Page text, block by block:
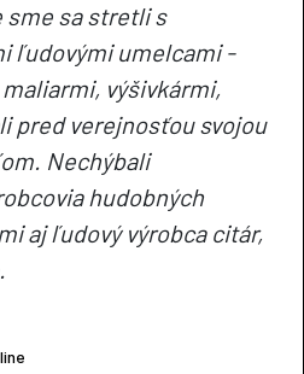
sme sa stretli s
ľudovými umelcami -
výšivkármi,
pred verejnosťou svojou
Nechýbali
hudobných
aj ľudový výrobca citár,